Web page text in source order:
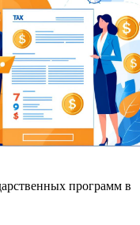
программ в